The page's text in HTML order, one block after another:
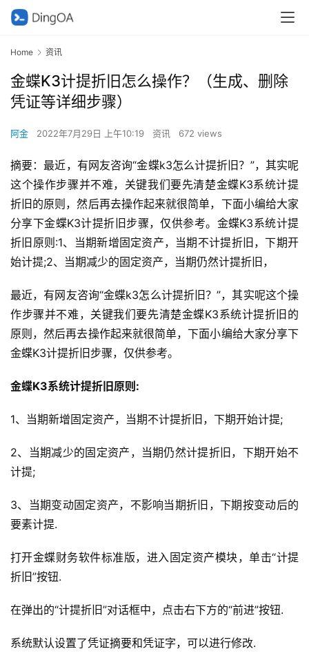
Home 资讯
金蝶K3计提折旧怎么操作？（生成、删除
凭证等详细步骤）
阿金 2022年7月29日 上午10:19 资讯 672 views
摘要：最近，有网友咨询“金蝶k3怎么计提折旧？”，其实呢
这个操作步骤并不难，关键我们要先清楚金蝶K3系统计提
折旧的原则，然后再去操作起来就很简单，下面小编给大家
分享下金蝶K3计提折旧步骤，仅供参考。金蝶K3系统计提
折旧原则:1、当期新增固定资产，当期不计提折旧，下期开
始计提;2、当期减少的固定资产，当期仍然计提折旧，
最近，有网友咨询“金蝶k3怎么计提折旧？”，其实呢这个操
作步骤并不难，关键我们要先清楚金蝶K3系统计提折旧的
原则，然后再去操作起来就很简单，下面小编给大家分享下
金蝶K3计提折旧步骤，仅供参考。
金蝶K3系统计提折旧原则:
1、当期新增固定资产，当期不计提折旧，下期开始计提;
2、当期减少的固定资产，当期仍然计提折旧，下期开始不
计提;
3、当期变动固定资产，不影响当期折旧，下期按变动后的
要素计提.
打开金蝶财务软件标准版，进入固定资产模块，单击“计提
折旧”按钮.
在弹出的“计提折旧”对话框中，点击右下方的“前进”按钮.
系统默认设置了凭证摘要和凭证字，可以进行修改.